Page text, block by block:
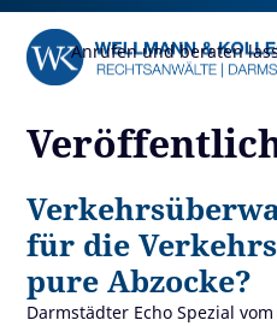
Anrufen und beraten
für die
pure Abzocke?
Darmstädter Echo Spezial vom